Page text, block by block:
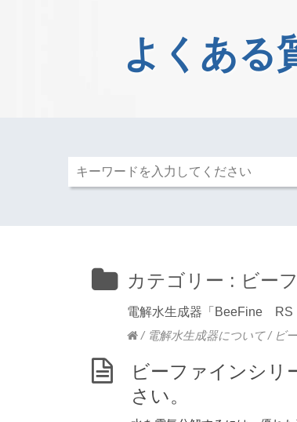
よくある
カテゴリー : ビー
電解水生成器「BeeFine RS
/ 電解水生成器について / ビ
ビーファインシリ
さい。